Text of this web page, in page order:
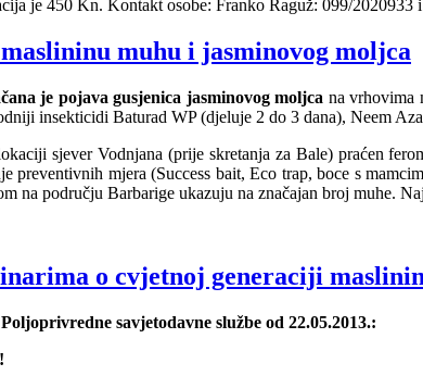
je 450 Kn. Kontakt osobe: Franko Raguž: 099/
muhu i jasminovog moljca
je pojava gusjenica jasminovog moljca na vrhovima
insekticidi Baturad WP (djeluje 2 do 3 dana), Neem
sjever Vodnjana (prije skretanja za Bale) praćen
preventivnih mjera (Success bait, Eco trap, boce s
na području Barbarige ukazuju na značajan broj muhe.
o cvjetnoj generaciji
savjetodavne službe od 22.05.2013.: